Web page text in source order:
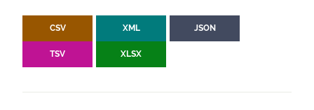
CSV XML JSON
TSV XLSX